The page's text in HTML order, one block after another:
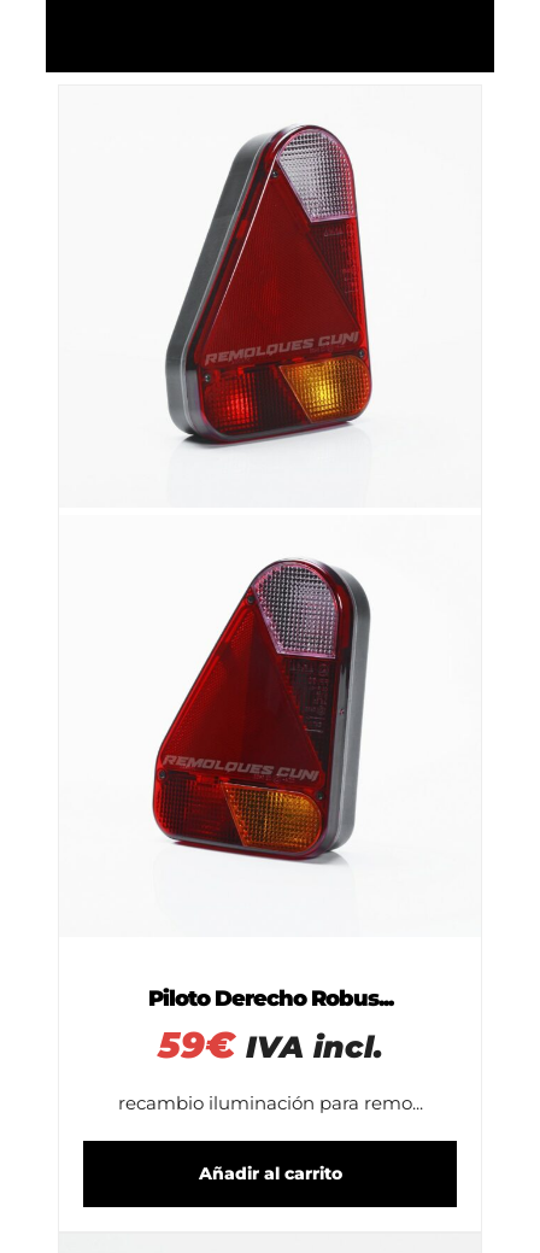
Piloto Derecho Robus...
59€ IVA incl.
recambio iluminación para remo...
Añadir al carrito